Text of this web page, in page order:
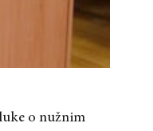
o nužnim